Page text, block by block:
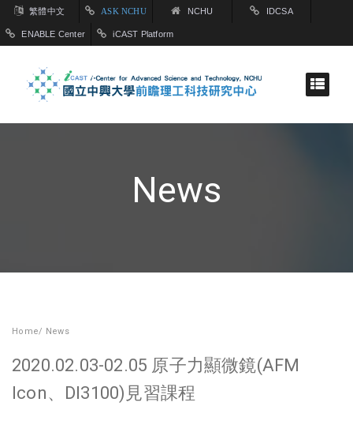
繁體中文 ASK NCHU NCHU IDCSA
ENABLE Center iCAST Platform
News
Home/ News
2020.02.03-02.05 原子力顯微鏡(AFM
Icon、DI3100)見習課程